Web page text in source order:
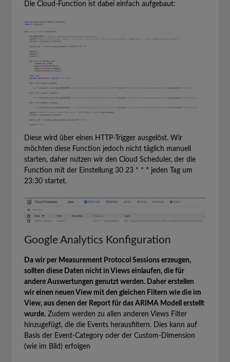
Die Cloud-Function ist dabei einfach aufgebaut:
Diese wird über einen HTTP-Trigger ausgelöst. Wir
möchten diese Function jedoch nicht täglich manuell
starten, daher nutzen wir den Cloud Scheduler, der die
Function mit der Einstellung 30 23 * * * jeden Tag um
23:30 startet.
Google Analytics Konfiguration
Da wir per Measurement Protocol Sessions erzeugen,
sollten diese Daten nicht in Views einlaufen, die für
andere Auswertungen genutzt werden. Daher erstellen
wir einen neuen View mit den gleichen Filtern wie die im
View, aus denen der Report für das ARIMA Modell erstellt
wurde. Zudem werden zu allen anderen Views Filter
hinzugefügt, die die Events herausfiltern. Dies kann auf
Basis der Event-Category oder der Custom-Dimension
(wie im Bild) erfolgen